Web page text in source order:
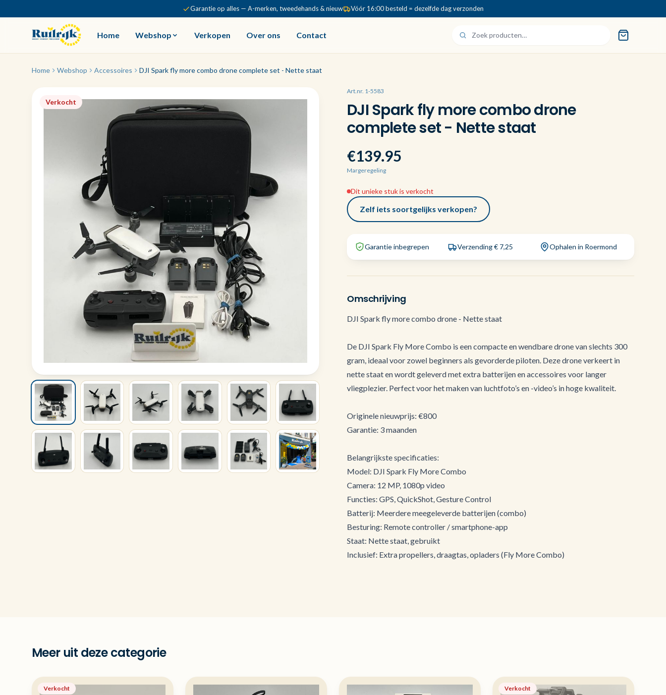
Garantie op alles — A-merken, tweedehands & nieuw Vóór 16:00 besteld = dezelfde dag verzonden
Home Webshop Verkopen Over ons Contact
Home Webshop Accessoires DJI Spark fly more combo drone complete set - Nette staat
Verkocht
Art.nr. 1-5583
DJI Spark fly more combo drone
complete set - Nette staat
€139.95
Margeregeling
Dit unieke stuk is verkocht
Zelf iets soortgelijks verkopen?
Garantie inbegrepen Verzending € 7,25 Ophalen in Roermond
Omschrijving
DJI Spark fly more combo drone - Nette staat
De DJI Spark Fly More Combo is een compacte en wendbare drone van slechts 300
gram, ideaal voor zowel beginners als gevorderde piloten. Deze drone verkeert in
nette staat en wordt geleverd met extra batterijen en accessoires voor langer
vliegplezier. Perfect voor het maken van luchtfoto’s en -video’s in hoge kwaliteit.
Originele nieuwprijs: €800
Garantie: 3 maanden
Belangrijkste specificaties:
Model: DJI Spark Fly More Combo
Camera: 12 MP, 1080p video
Functies: GPS, QuickShot, Gesture Control
Batterij: Meerdere meegeleverde batterijen (combo)
Besturing: Remote controller / smartphone-app
Staat: Nette staat, gebruikt
Inclusief: Extra propellers, draagtas, opladers (Fly More Combo)
Meer uit deze categorie
Verkocht Verkocht